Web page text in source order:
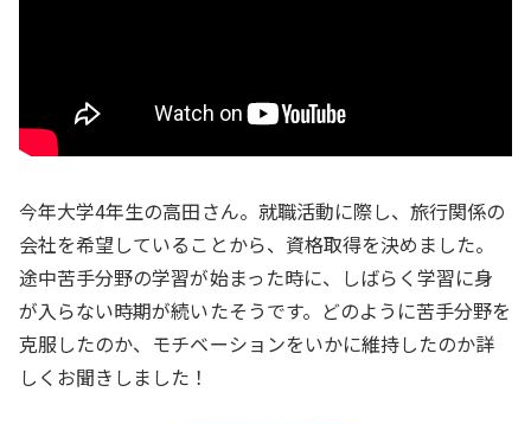
今年大学4年生の高田さん。就職活動に際し、旅行関係の
会社を希望していることから、資格取得を決めました。
途中苦手分野の学習が始まった時に、しばらく学習に身
が入らない時期が続いたそうです。どのように苦手分野を
克服したのか、モチベーションをいかに維持したのか詳
しくお聞きしました！